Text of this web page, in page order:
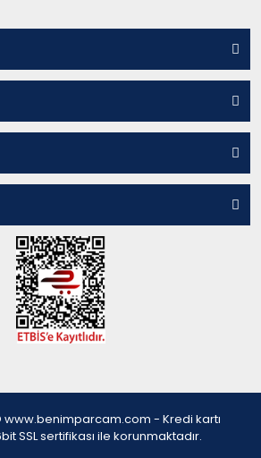
- Kredi kartı
SSL sertifikası ile korunmaktadır.